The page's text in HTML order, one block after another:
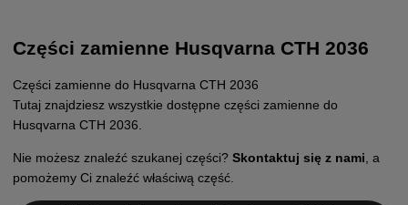
Części zamienne Husqvarna CTH 2036
Części zamienne do Husqvarna CTH 2036
Tutaj znajdziesz wszystkie dostępne części zamienne do
Husqvarna CTH 2036.
Nie możesz znaleźć szukanej części? Skontaktuj się z nami , a
pomożemy Ci znaleźć właściwą część.